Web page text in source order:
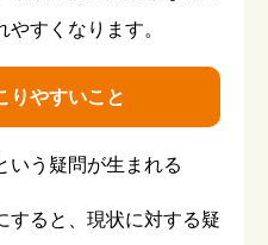
すくなります。
りやすいこと
いう疑問が生まれる
すると、現状に対する疑